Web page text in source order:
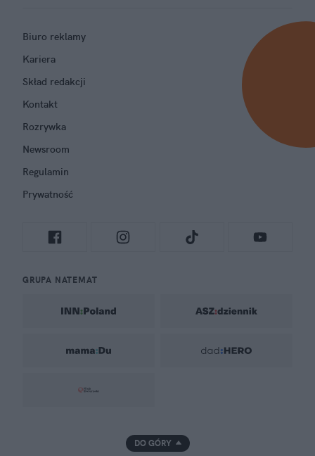
Biuro reklamy
Kariera
Skład redakcji
Kontakt
Rozrywka
Newsroom
Regulamin
Prywatność
GRUPA NATEMAT
DO GÓRY